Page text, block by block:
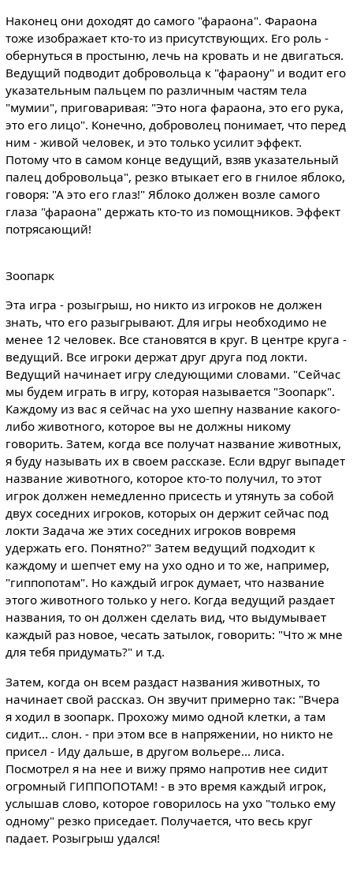
Наконец они доходят до самого "фараона". Фараона
тоже изображает кто-то из присутствующих. Его роль -
обернуться в простыню, лечь на кровать и не двигаться.
Ведущий подводит добровольца к "фараону" и водит его
указательным пальцем по различным частям тела
"мумии", приговаривая: "Это нога фараона, это его рука,
это его лицо". Конечно, доброволец понимает, что перед
ним - живой человек, и это только усилит эффект.
Потому что в самом конце ведущий, взяв указательный
палец добровольца", резко втыкает его в гнилое яблоко,
говоря: "А это его глаз!" Яблоко должен возле самого
глаза "фараона" держать кто-то из помощников. Эффект
потрясающий!
Зоопарк
Эта игра - розыгрыш, но никто из игроков не должен
знать, что его разыгрывают. Для игры необходимо не
менее 12 человек. Все становятся в круг. В центре круга -
ведущий. Все игроки держат друг друга под локти.
Ведущий начинает игру следующими словами. "Сейчас
мы будем играть в игру, которая называется "Зоопарк".
Каждому из вас я сейчас на ухо шепну название какого-
либо животного, которое вы не должны никому
говорить. Затем, когда все получат название животных,
я буду называть их в своем рассказе. Если вдруг выпадет
название животного, которое кто-то получил, то этот
игрок должен немедленно присесть и утянуть за собой
двух соседних игроков, которых он держит сейчас под
локти Задача же этих соседних игроков вовремя
удержать его. Понятно?" Затем ведущий подходит к
каждому и шепчет ему на ухо одно и то же, например,
"гиппопотам". Но каждый игрок думает, что название
этого животного только у него. Когда ведущий раздает
названия, то он должен сделать вид, что выдумывает
каждый раз новое, чесать затылок, говорить: "Что ж мне
для тебя придумать?" и т.д.
Затем, когда он всем раздаст названия животных, то
начинает свой рассказ. Он звучит примерно так: "Вчера
я ходил в зоопарк. Прохожу мимо одной клетки, а там
сидит... слон. - при этом все в напряжении, но никто не
присел - Иду дальше, в другом вольере... лиса.
Посмотрел я на нее и вижу прямо напротив нее сидит
огромный ГИППОПОТАМ! - в это время каждый игрок,
услышав слово, которое говорилось на ухо "только ему
одному" резко приседает. Получается, что весь круг
падает. Розыгрыш удался!